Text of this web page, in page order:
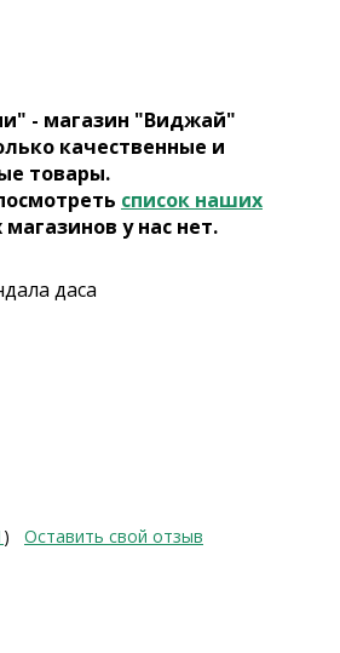
- магазин "Виджай"
качественные и
товары.
список наших
магазинов у нас нет.
даса
) Оставить свой отзыв